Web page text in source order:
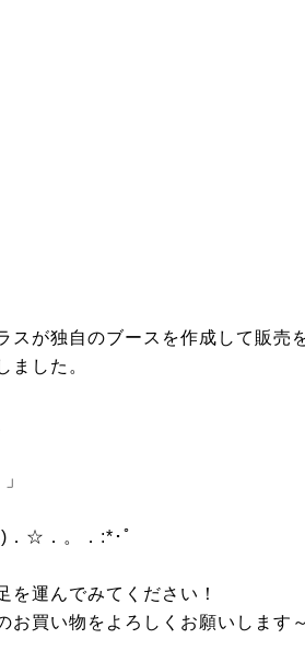
スが独自のブースを作成して販売
ました。
．☆．。．:*･ﾟ
運んでみてください！
お買い物をよろしくお願いします～